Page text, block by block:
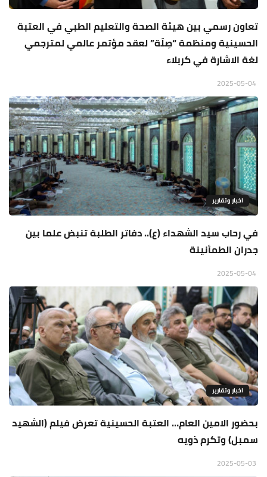
تعاون رسمي بين هيئة الصحة والتعليم الطبي في العتبة
الحسينية ومنظمة “صِلَة” لعقد مؤتمر عالمي لمترجمي
لغة الاشارة في كربلاء
اخبار وتقارير
في رحاب سيد الشهداء (ع).. دفاتر الطلبة تنبض علما بين
جدران الطمأنينة
اخبار وتقارير
بحضور الامين العام… العتبة الحسينية تعرض فيلم (الشهيد
سمبل) وتكرم ذويه